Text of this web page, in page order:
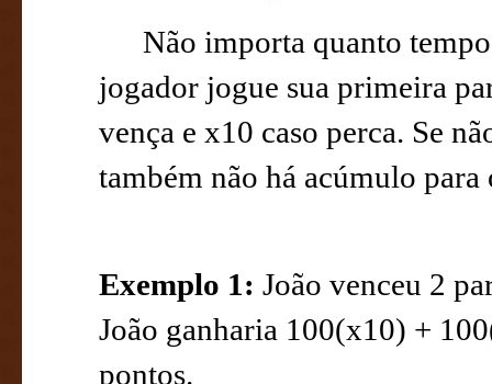
Não importa quanto
jogador jogue sua primeira
vença e x10 caso perca. Se
também não há acúmulo para
Exemplo 1: João venceu 2
João ganharia 100(x10) +
pontos.